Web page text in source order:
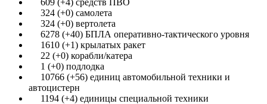
324 (+0) самолета
324 (+0) вертолета
6278 (+40) БПЛА оперативно-тактического уровня
1610 (+1) крылатых ракет
22 (+0) корабли/катера
1 (+0) подлодка
10766 (+56) единиц автомобильной техники и
автоцистерн
1194 (+4) единицы специальной техники